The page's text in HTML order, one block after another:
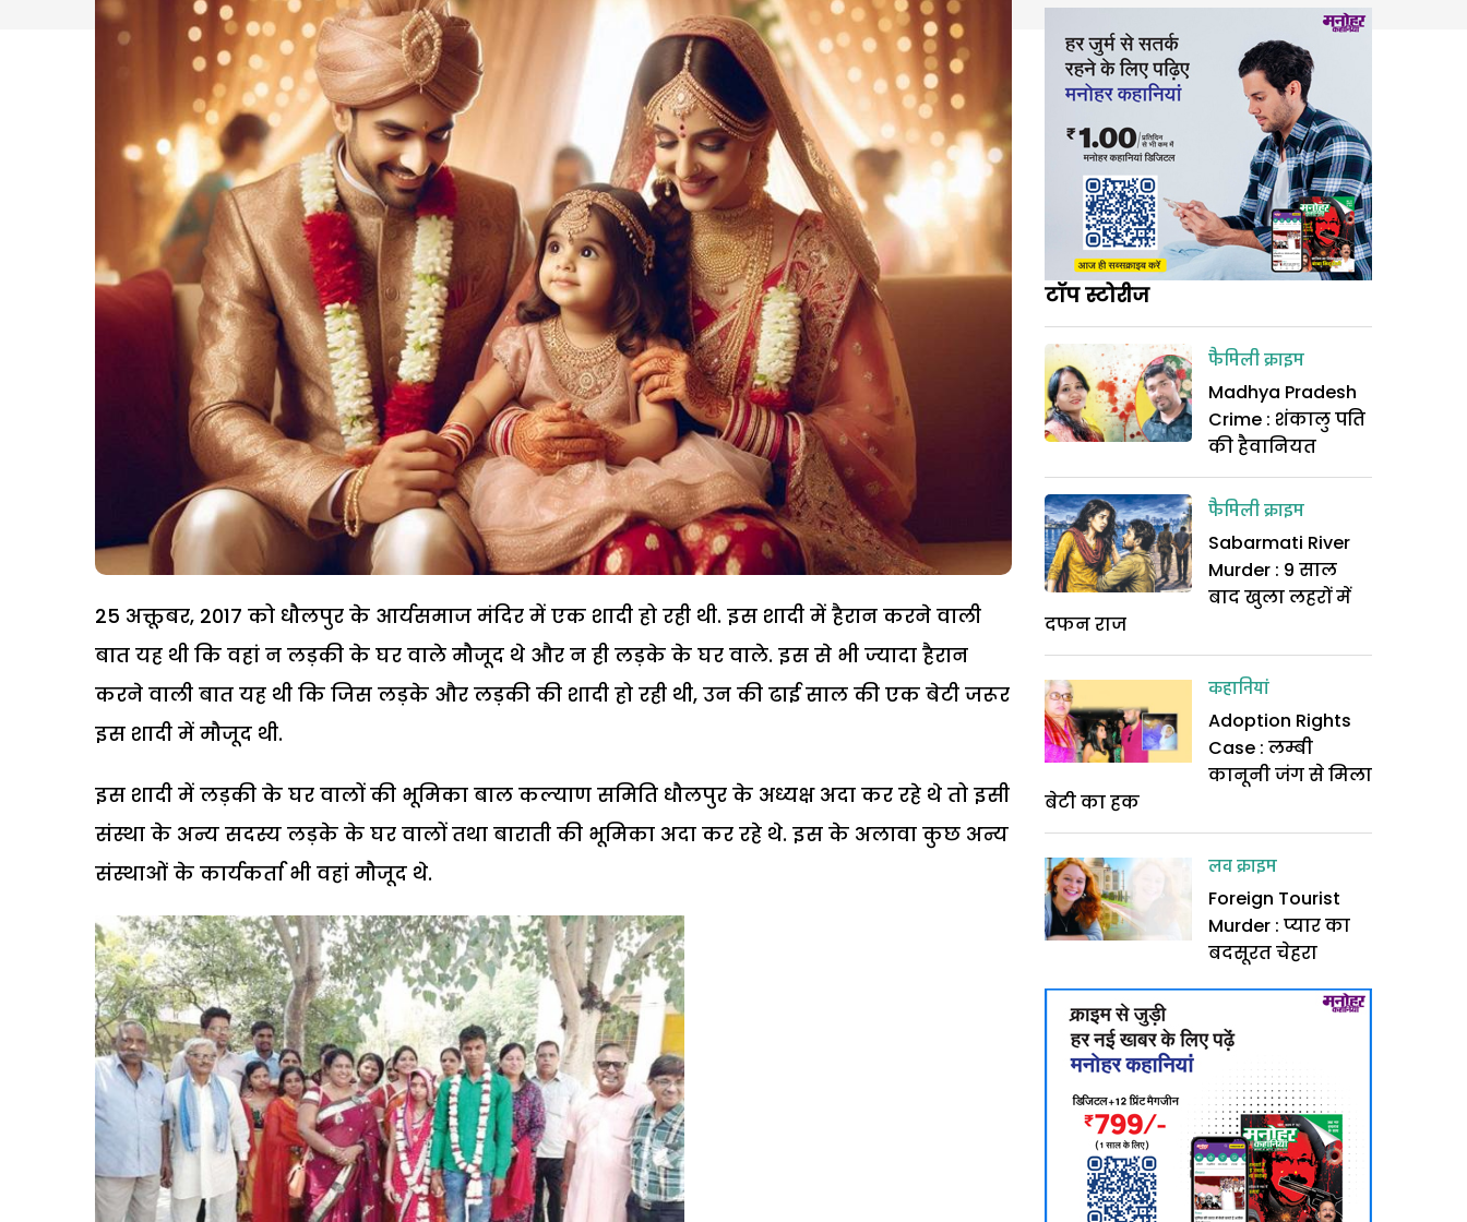
25 अक्तूबर, 2017 को धौलपुर के आर्यसमाज मंदिर में एक शादी हो रही थी. इस शादी में हैरान करने वाली
बात यह थी कि वहां न लड़की के घर वाले मौजूद थे और न ही लड़के के घर वाले. इस से भी ज्यादा हैरान
करने वाली बात यह थी कि जिस लड़के और लड़की की शादी हो रही थी, उन की ढाई साल की एक बेटी जरूर
इस शादी में मौजूद थी.
इस शादी में लड़की के घर वालों की भूमिका बाल कल्याण समिति धौलपुर के अध्यक्ष अदा कर रहे थे तो इसी
संस्था के अन्य सदस्य लड़के के घर वालों तथा बाराती की भूमिका अदा कर रहे थे. इस के अलावा कुछ अन्य
संस्थाओं के कार्यकर्ता भी वहां मौजूद थे.
टॉप स्टोरीज
फैमिली क्राइम
Madhya Pradesh
Crime : शंकालु पति
की हैवानियत
फैमिली क्राइम
Sabarmati River
Murder : 9 साल
बाद खुला लहरों में
दफन राज
कहानियां
Adoption Rights
Case : लम्बी
कानूनी जंग से मिला
बेटी का हक
लव क्राइम
Foreign Tourist
Murder : प्यार का
बदसूरत चेहरा